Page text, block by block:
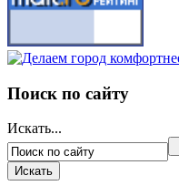
Поиск по сайту
Искать...